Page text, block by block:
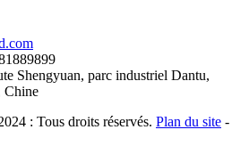
Shengyuan, parc industriel Dantu,
Chine
: Tous droits réservés. Plan du site -